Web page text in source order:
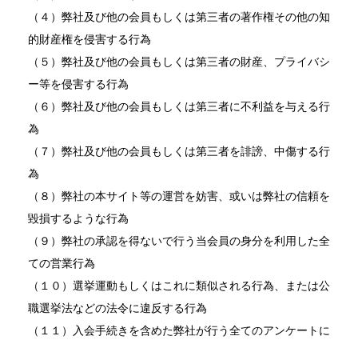
（４）弊社及び他の会員もしくは第三者の著作権その他の知
的財産権を侵害する行為
（５）弊社及び他の会員もしくは第三者の財産、プライバシ
ー等を侵害する行為
（６）弊社及び他の会員もしくは第三者に不利益を与える行
為
（７）弊社及び他の会員もしくは第三者を誹謗、中傷する行
為
（８）弊社の本サイト等の運営を妨害、或いは弊社の信頼を
毀損するような行為
（９）弊社の承認を得ないで行う当会員の身分を利用した全
ての営業行為
（１０）選挙運動もしくはこれに類似される行為、または公
職選挙法などの法令に違反する行為
（１１）入会手続きを含めた弊社が行う全てのアンケートに